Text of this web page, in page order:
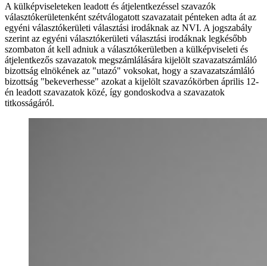
A külképviseleteken leadott és átjelentkezéssel szavazók
választókerületenként szétválogatott szavazatait pénteken adta át az
egyéni választókerületi választási irodáknak az NVI. A jogszabály
szerint az egyéni választókerületi választási irodáknak legkésőbb
szombaton át kell adniuk a választókerületben a külképviseleti és
átjelentkezős szavazatok megszámlálására kijelölt szavazatszámláló
bizottság elnökének az "utazó" voksokat, hogy a szavazatszámláló
bizottság "bekeverhesse" azokat a kijelölt szavazókörben április 12-
én leadott szavazatok közé, így gondoskodva a szavazatok
titkosságáról.